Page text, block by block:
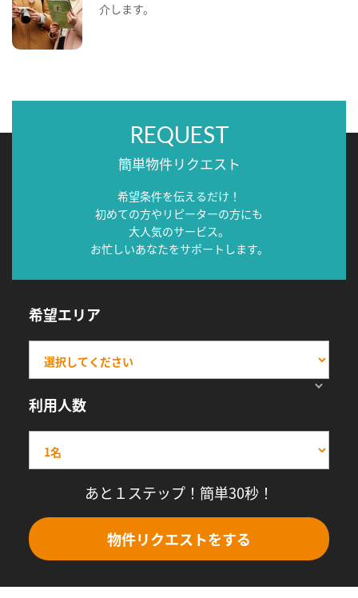
介します。
REQUEST
簡単物件リクエスト
希望条件を伝えるだけ！
初めての方やリピーターの方にも
大人気のサービス。
お忙しいあなたをサポートします。
希望エリア
利用人数
あと１ステップ！簡単30秒！
物件リクエストをする